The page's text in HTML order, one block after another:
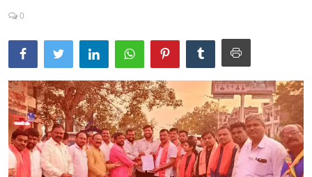
राष्ट्रीय
महाराष्ट्र
शहर
ताजी बातमी
आरोग्य
खेळजगत
0